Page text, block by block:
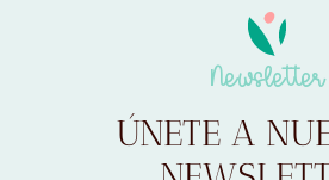
Newsletter
ÚNETE A